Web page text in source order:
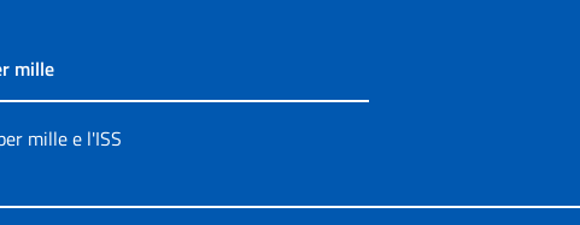
mille
mille e l'ISS